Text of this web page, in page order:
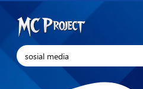
Project
Official
Store